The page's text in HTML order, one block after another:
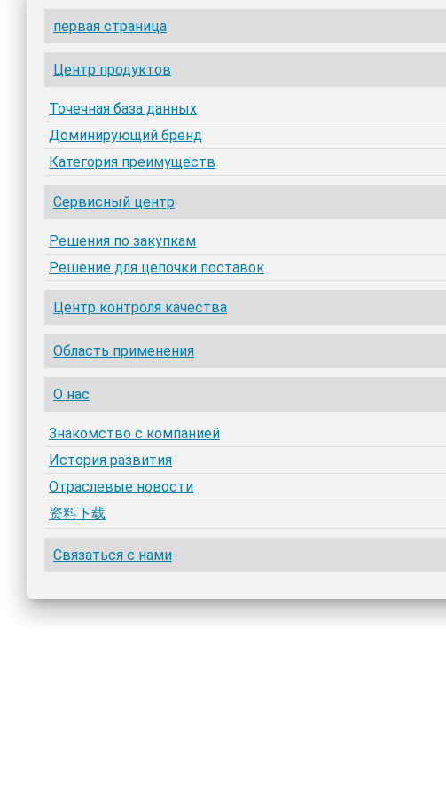
первая страница
Центр продуктов
Точечная база данных
Доминирующий бренд
Категория преимуществ
Сервисный центр
Решения по закупкам
Решение для цепочки поставок
Центр контроля качества
Область применения
О нас
Знакомство с компанией
История развития
Отраслевые новости
资料下载
Связаться с нами